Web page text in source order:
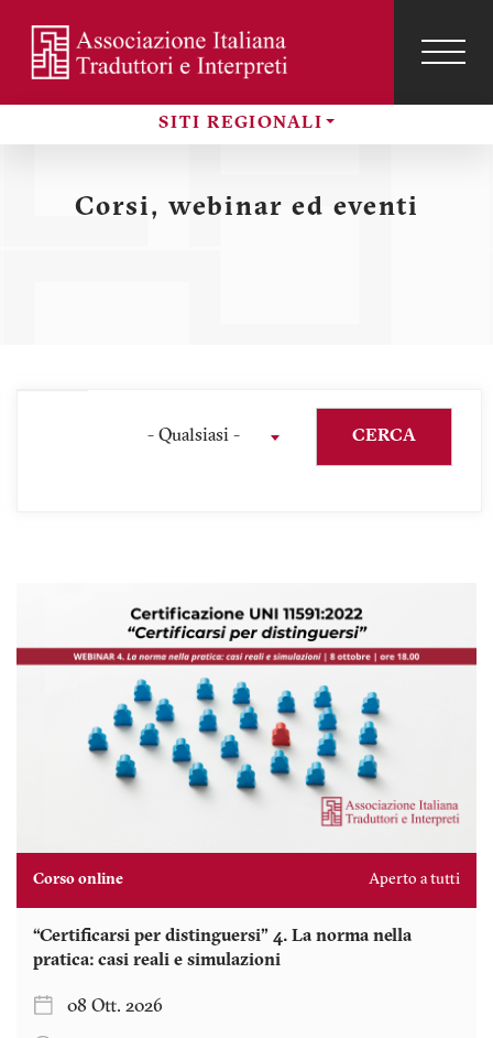
contenuto
principale
SITI REGIONALI
Menu
profilo
utente
Corsi, webinar ed eventi
- Qualsiasi - CERCA
Corso online Aperto a tutti
“Certificarsi per distinguersi” 4. La norma nella
pratica: casi reali e simulazioni
08 Ott. 2026